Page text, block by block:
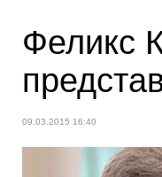
Феликс
09.03.2015 16:40